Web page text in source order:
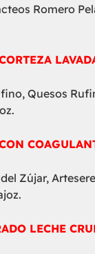
Romero
Quesos
Zújar,
LECHE